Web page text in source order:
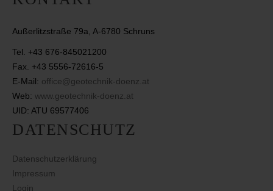
Außerlitzstraße 79a, A-6780 Schruns
Tel. +43 676-845021200
Fax. +43 5556-72616-5
E-Mail: office@geotechnik-doenz.at
Web: www.geotechnik-doenz.at
UID: ATU 69577406
DATENSCHUTZ
Datenschutzerklärung
Impressum
Login